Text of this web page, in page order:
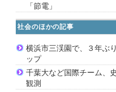
「節電」
社会のほかの記事
横浜市三渓園で、３年ぶ
ップ
千葉大など国際チーム、
観測